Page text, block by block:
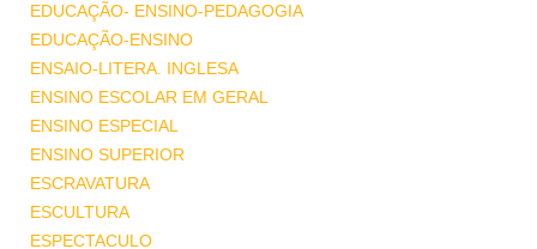
EDUCAÇÃO- ENSINO-PEDAGOGIA
EDUCAÇÃO-ENSINO
ENSAIO-LITERA. INGLESA
ENSINO ESCOLAR EM GERAL
ENSINO ESPECIAL
ENSINO SUPERIOR
ESCRAVATURA
ESCULTURA
ESPECTACULO